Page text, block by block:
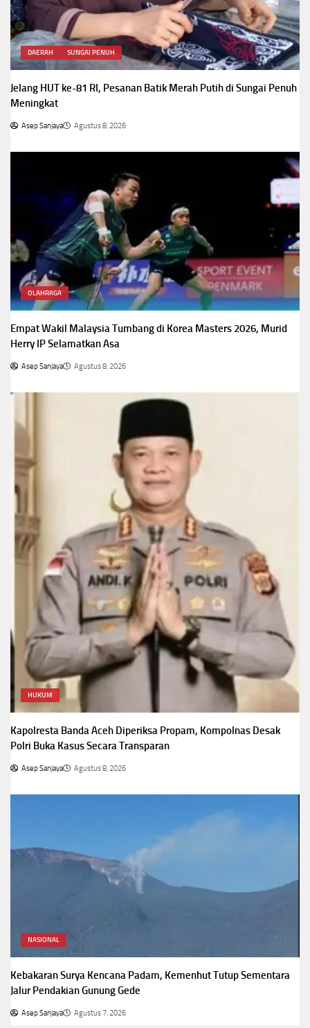
DAERAH SUNGAI PENUH
Jelang HUT ke-81 RI, Pesanan Batik Merah Putih di Sungai Penuh
Meningkat
Asep Sanjaya Agustus 8, 2026
OLAHRAGA
Empat Wakil Malaysia Tumbang di Korea Masters 2026, Murid
Herry IP Selamatkan Asa
Asep Sanjaya Agustus 8, 2026
HUKUM
Kapolresta Banda Aceh Diperiksa Propam, Kompolnas Desak
Polri Buka Kasus Secara Transparan
Asep Sanjaya Agustus 8, 2026
NASIONAL
Kebakaran Surya Kencana Padam, Kemenhut Tutup Sementara
Jalur Pendakian Gunung Gede
Asep Sanjaya Agustus 7, 2026